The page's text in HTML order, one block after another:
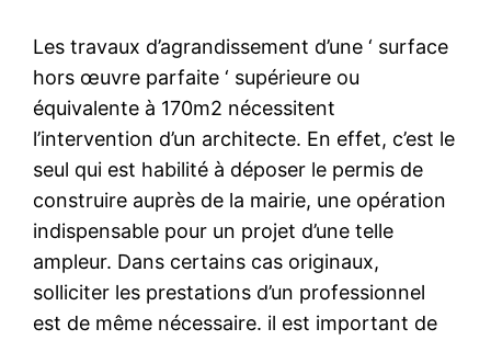
Les travaux d’agrandissement d’une ‘ surface
hors œuvre parfaite ‘ supérieure ou
équivalente à 170m2 nécessitent
l’intervention d’un architecte. En effet, c’est le
seul qui est habilité à déposer le permis de
construire auprès de la mairie, une opération
indispensable pour un projet d’une telle
ampleur. Dans certains cas originaux,
solliciter les prestations d’un professionnel
est de même nécessaire. il est important de